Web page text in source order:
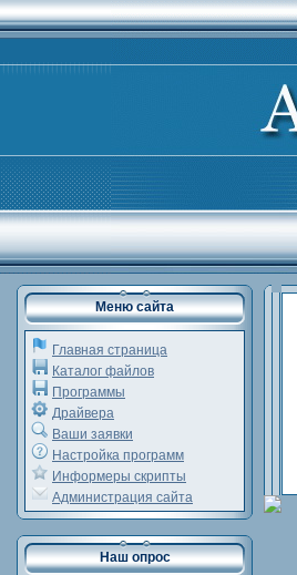
Меню сайта
Главная страница
Каталог файлов
Программы
Драйвера
Ваши заявки
Настройка программ
Информеры скрипты
Администрация сайта
Наш опрос